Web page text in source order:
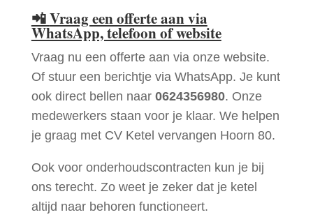
📲Vraag een offerte aan via
WhatsApp, telefoon of website
Vraag nu een offerte aan via onze website.
Of stuur een berichtje via WhatsApp. Je kunt
ook direct bellen naar 0624356980. Onze
medewerkers staan voor je klaar. We helpen
je graag met CV Ketel vervangen Hoorn 80.
Ook voor onderhoudscontracten kun je bij
ons terecht. Zo weet je zeker dat je ketel
altijd naar behoren functioneert.